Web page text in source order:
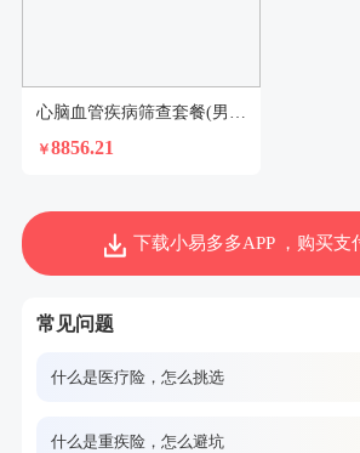
￥8856.21
下载小易多多APP ，购买支
常见问题
什么是医疗险，怎么挑选
什么是重疾险，怎么避坑